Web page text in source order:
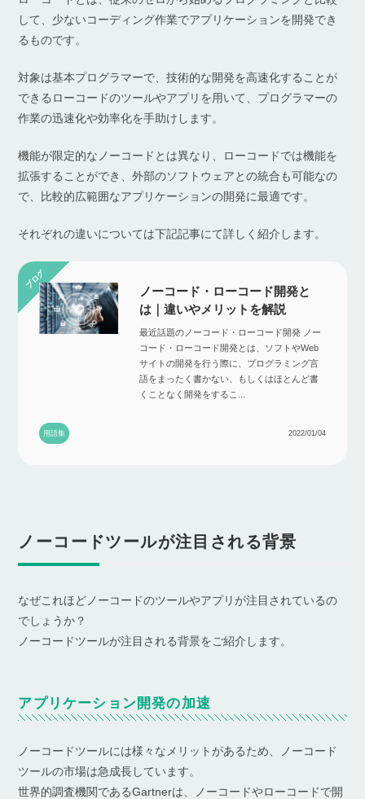
して、少ないコーディング作業でアプリケーションを開発でき
るものです。
対象は基本プログラマーで、技術的な開発を高速化することが
できるローコードのツールやアプリを用いて、プログラマーの
作業の迅速化や効率化を手助けします。
機能が限定的なノーコードとは異なり、ローコードでは機能を
拡張することができ、外部のソフトウェアとの統合も可能なの
で、比較的広範囲なアプリケーションの開発に最適です。
それぞれの違いについては下記記事にて詳しく紹介します。
ノーコード・ローコード開発と
は｜違いやメリットを解説
最近話題のノーコード・ローコード開発 ノー
コード・ローコード開発とは、ソフトやWeb
サイトの開発を行う際に、プログラミング言
語をまったく書かない、もしくはほとんど書
くことなく開発をするこ...
用語集 2022/01/04
ノーコードツールが注目される背景
なぜこれほどノーコードのツールやアプリが注目されているの
でしょうか？
ノーコードツールが注目される背景をご紹介します。
アプリケーション開発の加速
ノーコードツールには様々なメリットがあるため、ノーコード
ツールの市場は急成長しています。
世界的調査機関であるGartnerは、ノーコードやローコードで開